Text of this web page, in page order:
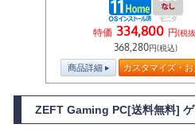
特価 334,800 円(税
368,280円(税込)
商品詳細 カスタマイズ・
ZEFT Gaming PC[送料無料]